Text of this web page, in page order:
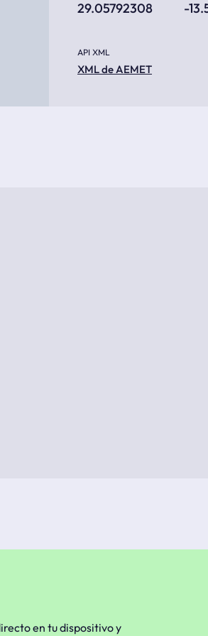
29.05792308 -
API XML
XML de AEMET
en tu dispositivo y